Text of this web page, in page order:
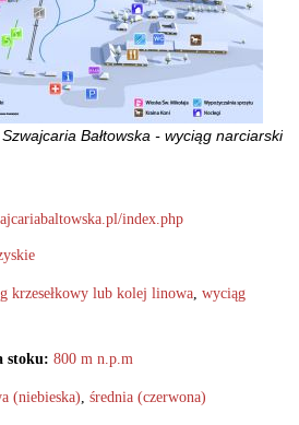
Szwajcaria Bałtowska - wyciąg narciarski
index.php
krzesełkowy lub kolej linowa wyciąg
stoku: 800 m n.p.m
(niebieska) średnia (czerwona)